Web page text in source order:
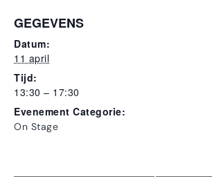
GEGEVENS
Datum:
11 april
Tijd:
13:30 – 17:30
Evenement Categorie:
On Stage